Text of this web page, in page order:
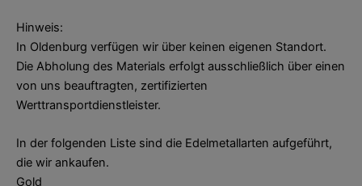
Hinweis:
In Oldenburg verfügen wir über keinen eigenen Standort.
Die Abholung des Materials erfolgt ausschließlich über einen
von uns beauftragten, zertifizierten
Werttransportdienstleister.
In der folgenden Liste sind die Edelmetallarten aufgeführt,
die wir ankaufen.
Gold